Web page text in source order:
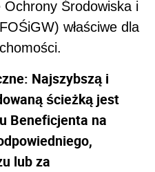
Środowiska i
właściwe dla
Najszybszą i
ścieżką jest
Beneficjenta na
lub za